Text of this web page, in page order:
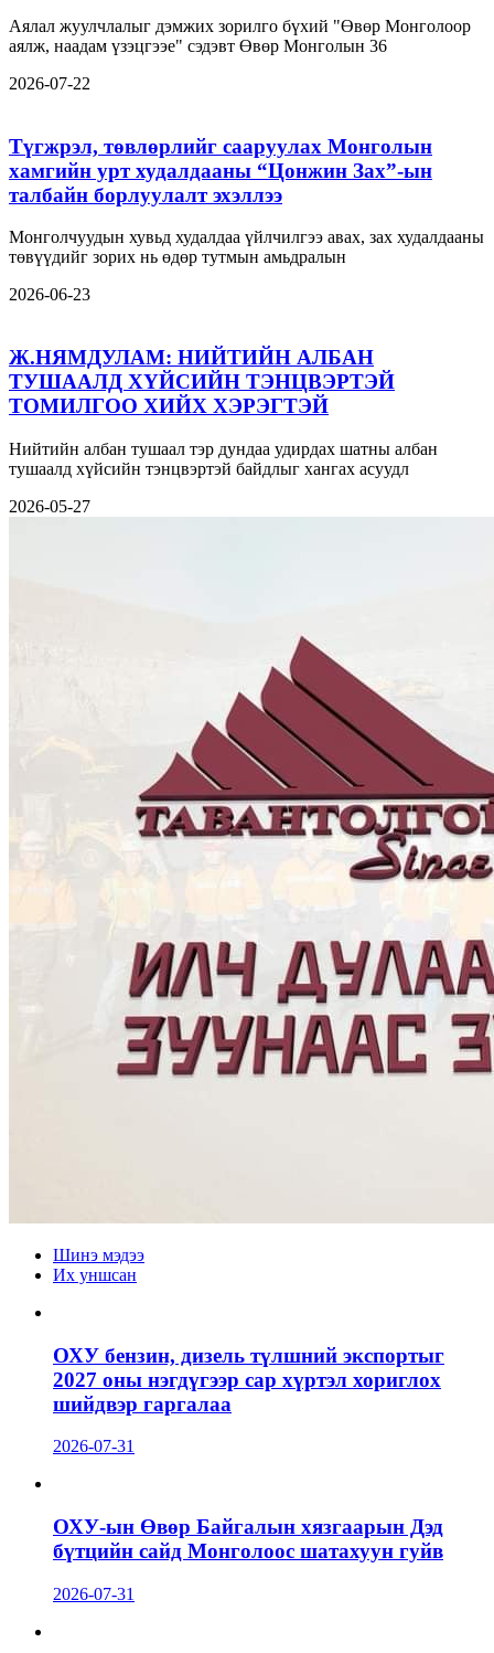
Аялал жуулчлалыг дэмжих зорилго бүхий "Өвөр Монголоор
аялж, наадам үзэцгээе" сэдэвт Өвөр Монголын 36
2026-07-22
Түгжрэл, төвлөрлийг сааруулах Монголын
хамгийн урт худалдааны “Цонжин Зах”-ын
талбайн борлуулалт эхэллээ
Монголчуудын хувьд худалдаа үйлчилгээ авах, зах худалдааны
төвүүдийг зорих нь өдөр тутмын амьдралын
2026-06-23
Ж.НЯМДУЛАМ: НИЙТИЙН АЛБАН
ТУШААЛД ХҮЙСИЙН ТЭНЦВЭРТЭЙ
ТОМИЛГОО ХИЙХ ХЭРЭГТЭЙ
Нийтийн албан тушаал тэр дундаа удирдах шатны албан
тушаалд хүйсийн тэнцвэртэй байдлыг хангах асуудл
2026-05-27
Шинэ мэдээ
Их уншсан
ОХУ бензин, дизель түлшний экспортыг
2027 оны нэгдүгээр сар хүртэл хориглох
шийдвэр гаргалаа
2026-07-31
ОХУ-ын Өвөр Байгалын хязгаарын Дэд
бүтцийн сайд Монголоос шатахуун гуйв
2026-07-31